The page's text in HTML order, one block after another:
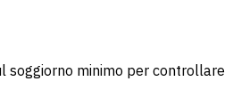
soggiorno minimo per controllare